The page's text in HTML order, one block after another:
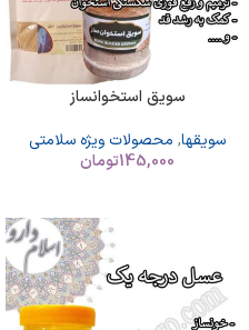
سویق استخوانساز
سویقها, محصولات ویژه سلامتی
145,000تومان